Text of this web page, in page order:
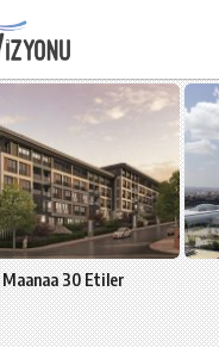
Maanaa 30 Etiler